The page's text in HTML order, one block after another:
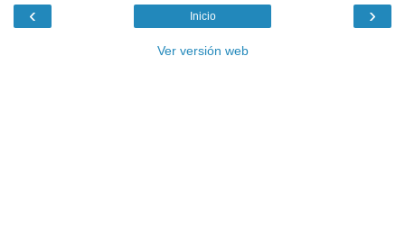
‹ ›
Inicio
Ver versión web